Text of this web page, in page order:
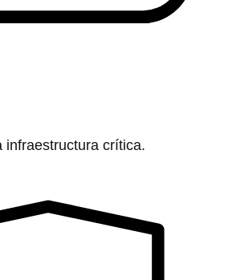
infraestructura crítica.